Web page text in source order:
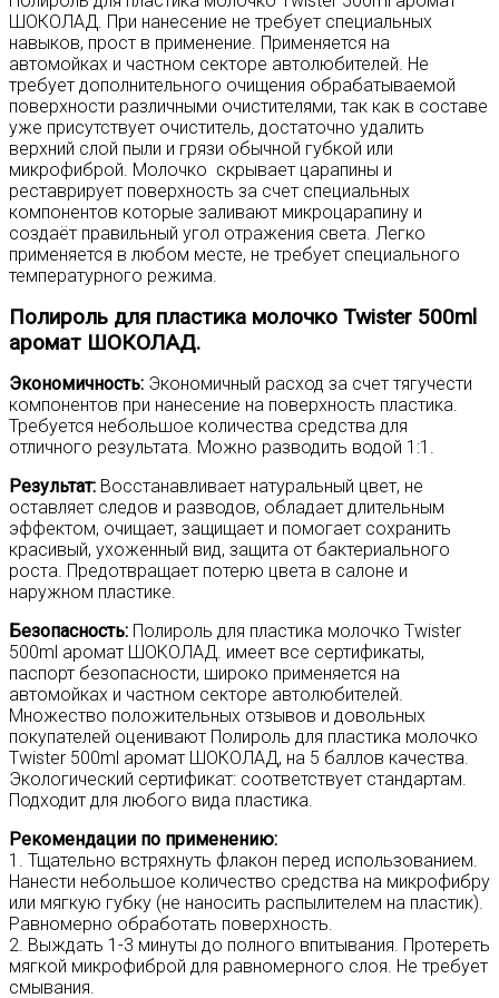
ШОКОЛАД. При нанесение не требует специальных
навыков, прост в применение. Применяется на
автомойках и частном секторе автолюбителей. Не
требует дополнительного очищения обрабатываемой
поверхности различными очистителями, так как в составе
уже присутствует очиститель, достаточно удалить
верхний слой пыли и грязи обычной губкой или
микрофиброй. Молочко скрывает царапины и
реставрирует поверхность за счет специальных
компонентов которые заливают микроцарапину и
создаёт правильный угол отражения света. Легко
применяется в любом месте, не требует специального
температурного режима.
Полироль для пластика молочко Twister 500ml
аромат ШОКОЛАД.
Экономичность: Экономичный расход за счет тягучести
компонентов при нанесение на поверхность пластика.
Требуется небольшое количества средства для
отличного результата. Можно разводить водой 1:1.
Результат: Восстанавливает натуральный цвет, не
оставляет следов и разводов, обладает длительным
эффектом, очищает, защищает и помогает сохранить
красивый, ухоженный вид, защита от бактериального
роста. Предотвращает потерю цвета в салоне и
наружном пластике.
Безопасность: Полироль для пластика молочко Twister
500ml аромат ШОКОЛАД. имеет все сертификаты,
паспорт безопасности, широко применяется на
автомойках и частном секторе автолюбителей.
Множество положительных отзывов и довольных
покупателей оценивают Полироль для пластика молочко
Twister 500ml аромат ШОКОЛАД, на 5 баллов качества.
Экологический сертификат: соответствует стандартам.
Подходит для любого вида пластика.
Рекомендации по применению:
1. Тщательно встряхнуть флакон перед использованием.
Нанести небольшое количество средства на микрофибру
или мягкую губку (не наносить распылителем на пластик).
Равномерно обработать поверхность.
2. Выждать 1-3 минуты до полного впитывания. Протереть
мягкой микрофиброй для равномерного слоя. Не требует
смывания.